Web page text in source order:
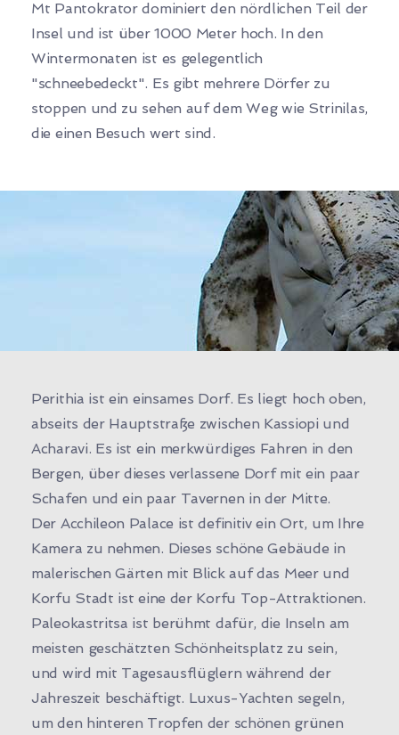
Mt Pantokrator dominiert den nördlichen Teil der
Insel und ist über 1000 Meter hoch. In den
Wintermonaten ist es gelegentlich
"schneebedeckt". Es gibt mehrere Dörfer zu
stoppen und zu sehen auf dem Weg wie Strinilas,
die einen Besuch wert sind.
Perithia ist ein einsames Dorf. Es liegt hoch oben,
abseits der Hauptstraße zwischen Kassiopi und
Acharavi. Es ist ein merkwürdiges Fahren in den
Bergen, über dieses verlassene Dorf mit ein paar
Schafen und ein paar Tavernen in der Mitte.
Der Acchileon Palace ist definitiv ein Ort, um Ihre
Kamera zu nehmen. Dieses schöne Gebäude in
malerischen Gärten mit Blick auf das Meer und
Korfu Stadt ist eine der Korfu Top-Attraktionen.
Paleokastritsa ist berühmt dafür, die Inseln am
meisten geschätzten Schönheitsplatz zu sein,
und wird mit Tagesausflüglern während der
Jahreszeit beschäftigt. Luxus-Yachten segeln,
um den hinteren Tropfen der schönen grünen